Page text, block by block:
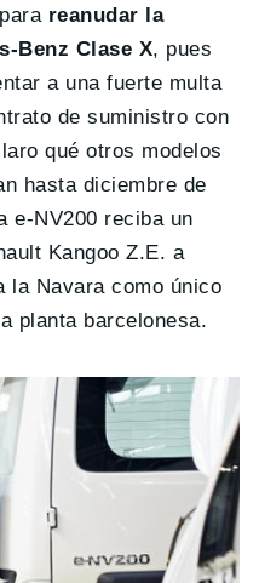
reanudar la
Benz Clase X, pues
a una fuerte multa
de suministro con
qué otros modelos
hasta diciembre de
e-NV200 reciba un
Kangoo Z.E. a
la Navara como único
planta barcelonesa.